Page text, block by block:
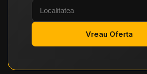
Vreau Oferta